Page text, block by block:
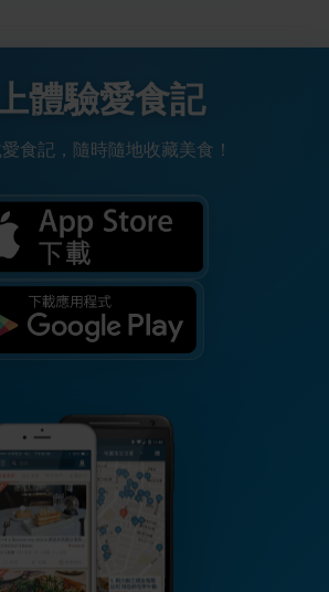
體驗愛食記
食記，隨時隨地收藏美食！